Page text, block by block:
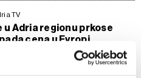
TV
u Adria regionu prkose
cena u Evropi